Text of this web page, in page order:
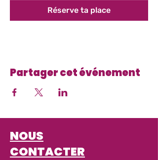
Réserve ta place
Partager cet événement
NOUS
CONTACTER